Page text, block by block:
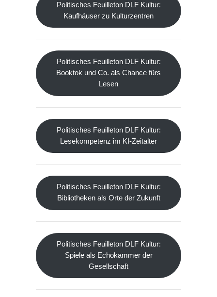
Politisches Feuilleton DLF Kultur:
Kaufhäuser zu Kulturzentren
Politisches Feuilleton DLF Kultur:
Booktok und Co. als Chance fürs
Lesen
Politisches Feuilleton DLF Kultur:
Lesekompetenz im KI-Zeitalter
Politisches Feuilleton DLF Kultur:
Bibliotheken als Orte der Zukunft
Politisches Feuilleton DLF Kultur:
Spiele als Echokammer der
Gesellschaft